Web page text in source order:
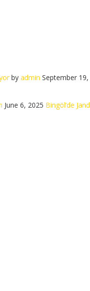
by admin September 19,
June 6, 2025 Bingöl’de